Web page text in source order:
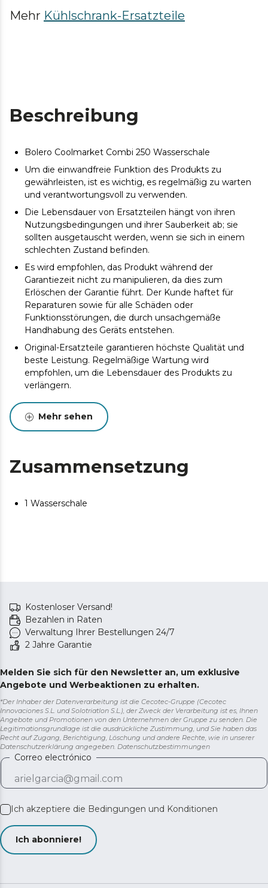
Mehr Kühlschrank-Ersatzteile
Beschreibung
Bolero Coolmarket Combi 250 Wasserschale
Um die einwandfreie Funktion des Produkts zu
gewährleisten, ist es wichtig, es regelmäßig zu warten
und verantwortungsvoll zu verwenden.
Die Lebensdauer von Ersatzteilen hängt von ihren
Nutzungsbedingungen und ihrer Sauberkeit ab; sie
sollten ausgetauscht werden, wenn sie sich in einem
schlechten Zustand befinden.
Es wird empfohlen, das Produkt während der
Garantiezeit nicht zu manipulieren, da dies zum
Erlöschen der Garantie führt. Der Kunde haftet für
Reparaturen sowie für alle Schäden oder
Funktionsstörungen, die durch unsachgemäße
Handhabung des Geräts entstehen.
Original-Ersatzteile garantieren höchste Qualität und
beste Leistung. Regelmäßige Wartung wird
empfohlen, um die Lebensdauer des Produkts zu
verlängern.
Mehr sehen
Zusammensetzung
1 Wasserschale
Kostenloser Versand!
Bezahlen in Raten
Verwaltung Ihrer Bestellungen 24/7
2 Jahre Garantie
Melden Sie sich für den Newsletter an, um exklusive
Angebote und Werbeaktionen zu erhalten.
*Der Inhaber der Datenverarbeitung ist die Cecotec-Gruppe (Cecotec
Innovaciones S.L. und Solotriatlon S.L.), der Zweck der Verarbeitung ist es, Ihnen
Angebote und Promotionen von den Unternehmen der Gruppe zu senden. Die
Legitimationsgrundlage ist die ausdrückliche Zustimmung, und Sie haben das
Recht auf Zugang, Berichtigung, Löschung und andere Rechte, wie in unserer
Datenschutzerklärung angegeben. Datenschutzbestimmungen
Correo electrónico
Ich akzeptiere die Bedingungen und Konditionen
Ich abonniere!